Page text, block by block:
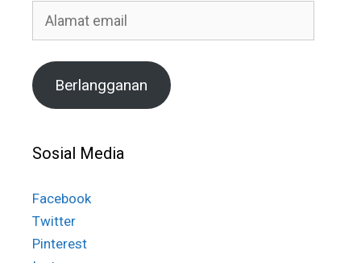
email
Berlangganan
Sosial Media
Facebook
Twitter
Pinterest